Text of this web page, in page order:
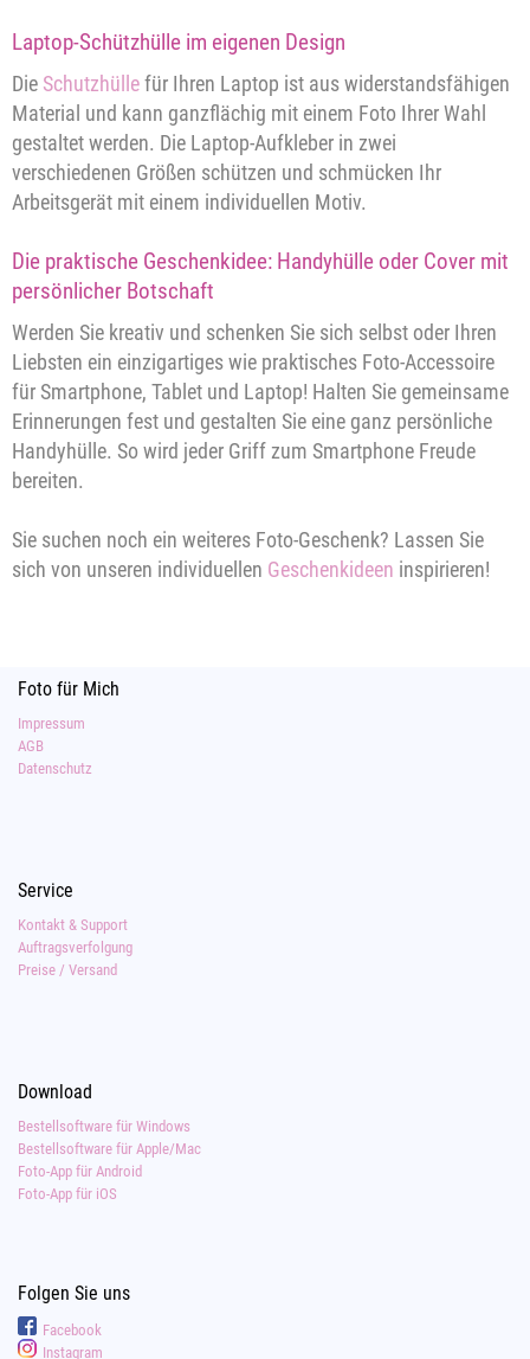
Laptop-Schützhülle im eigenen Design
Die Schutzhüllefür Ihren Laptop ist aus widerstandsfähigen
Material und kann ganzflächig mit einem Foto Ihrer Wahl
gestaltet werden. Die Laptop-Aufkleber in zwei
verschiedenen Größen schützen und schmücken Ihr
Arbeitsgerät mit einem individuellen Motiv.
Die praktische Geschenkidee: Handyhülle oder Cover mit
persönlicher Botschaft
Werden Sie kreativ und schenken Sie sich selbst oder Ihren
Liebsten ein einzigartiges wie praktisches Foto-Accessoire
für Smartphone, Tablet und Laptop! Halten Sie gemeinsame
Erinnerungen fest und gestalten Sie eine ganz persönliche
Handyhülle. So wird jeder Griff zum Smartphone Freude
bereiten.
Sie suchen noch ein weiteres Foto-Geschenk? Lassen Sie
sich von unseren individuellen Geschenkideen inspirieren!
Foto für Mich
Impressum
AGB
Datenschutz
Service
Kontakt & Support
Auftragsverfolgung
Preise / Versand
Download
Bestellsoftware für Windows
Bestellsoftware für Apple/Mac
Foto-App für Android
Foto-App für iOS
Folgen Sie uns
Facebook
Instagram